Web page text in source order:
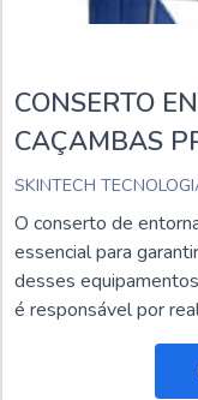
CONSERTO
CAÇAMBAS
SKINTECH
O conserto de
essencial para
desses
é responsável por
pesadas, facilitando